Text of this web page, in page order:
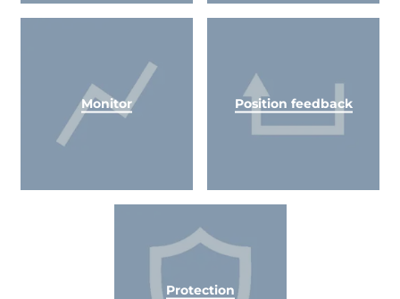
Monitor Position feedback
Protection